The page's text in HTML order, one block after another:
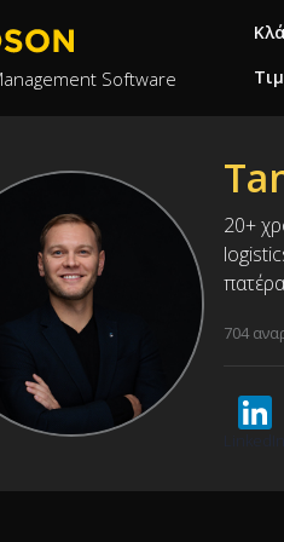
Software
20+
704